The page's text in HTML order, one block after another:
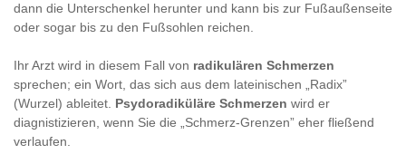
dann die Unterschenkel herunter und kann bis zur Fußaußenseite
oder sogar bis zu den Fußsohlen reichen.
Ihr Arzt wird in diesem Fall von radikulären Schmerzen
sprechen; ein Wort, das sich aus dem lateinischen „Radix”
(Wurzel) ableitet. Psydoradiküläre Schmerzen wird er
diagnistizieren, wenn Sie die „Schmerz-Grenzen” eher fließend
verlaufen.